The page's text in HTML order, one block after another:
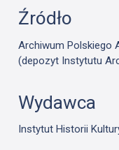
Źródło
Archiwum Polskiego
(depozyt Instytutu
Wydawca
Instytut Historii